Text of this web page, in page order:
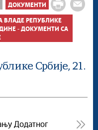
ДОКУМЕНТИ
ВЛАДЕ РЕПУБЛИКЕ
- ДОКУМЕНТИ СА
Србије, 21.
Додатног